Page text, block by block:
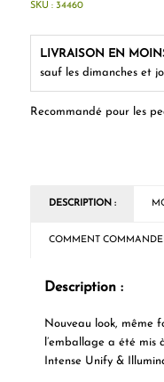
Recommandé pour les
LIVRAISON EN
sauf les dimanches et
SKU : 34460
DESCRIPTION :
COMMENT
Description :
Nouveau look, même
l’emballage a été mis
Intense Unify &